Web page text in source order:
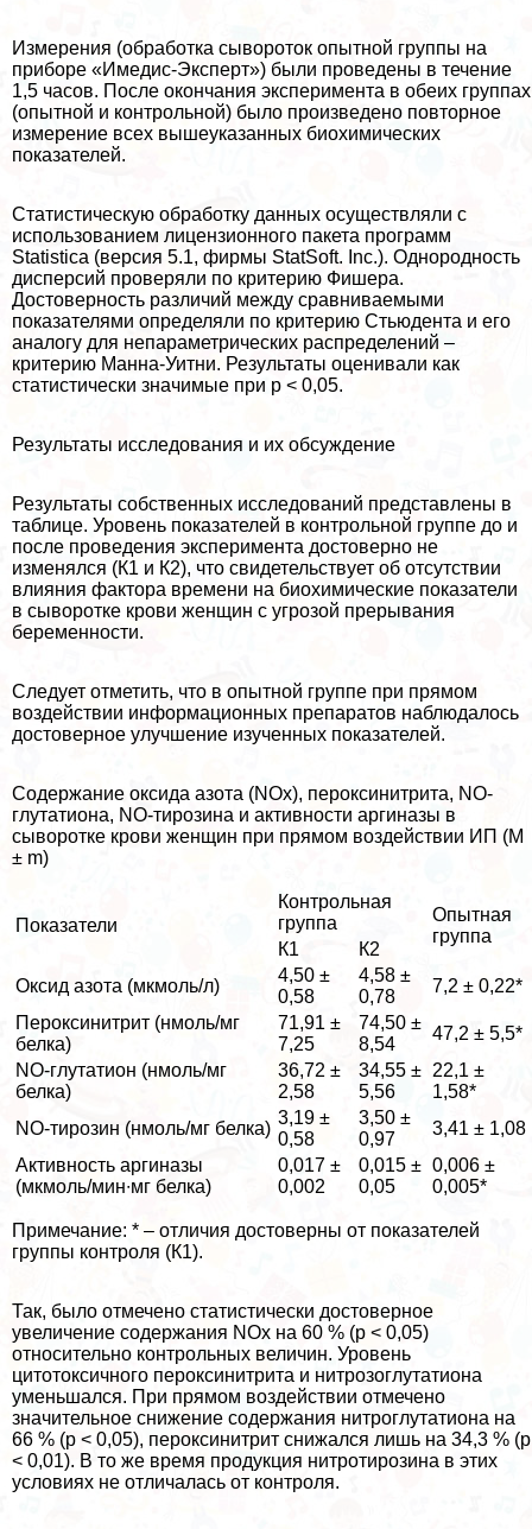
Измерения (обработка сывороток опытной группы на
приборе «Имедис-Эксперт») были проведены в течение
1,5 часов. После окончания эксперимента в обеих группах
(опытной и контрольной) было произведено повторное
измерение всех вышеуказанных биохимических
показателей.
Статистическую обработку данных осуществляли с
использованием лицензионного пакета программ
Statistica (версия 5.1, фирмы StatSoft. Inc.). Однородность
дисперсий проверяли по критерию Фишера.
Достоверность различий между сравниваемыми
показателями определяли по критерию Стьюдента и его
аналогу для непараметрических распределений –
критерию Манна-Уитни. Результаты оценивали как
статистически значимые при р < 0,05.
Результаты исследования и их обсуждение
Результаты собственных исследований представлены в
таблице. Уровень показателей в контрольной группе до и
после проведения эксперимента достоверно не
изменялся (К1 и К2), что свидетельствует об отсутствии
влияния фактора времени на биохимические показатели
в сыворотке крови женщин с угрозой прерывания
беременности.
Следует отметить, что в опытной группе при прямом
воздействии информационных препаратов наблюдалось
достоверное улучшение изученных показателей.
Содержание оксида азота (NOх), пероксинитрита, NO-
глутатиона, NO-тирозина и активности аргиназы в
сыворотке крови женщин при прямом воздействии ИП (М
± m)
Показатели
Контрольная
группа
Опытная
группа
К1
К2
Оксид азота (мкмоль/л)
4,50 ±
0,58
4,58 ±
0,78
7,2 ± 0,22*
Пероксинитрит (нмоль/мг
белка)
71,91 ±
7,25
74,50 ±
8,54
47,2 ± 5,5*
NO-глутатион (нмоль/мг
белка)
36,72 ±
2,58
34,55 ±
5,56
22,1 ±
1,58*
NO-тирозин (нмоль/мг белка)
3,19 ±
0,58
3,50 ±
0,97
3,41 ± 1,08
Активность аргиназы
(мкмоль/мин∙мг белка)
0,017 ±
0,002
0,015 ±
0,05
0,006 ±
0,005*
Примечание: * – отличия достоверны от показателей
группы контроля (К1).
Так, было отмечено статистически достоверное
увеличение содержания NOх на 60 % (р < 0,05)
относительно контрольных величин. Уровень
цитотоксичного пероксинитрита и нитрозоглутатиона
уменьшался. При прямом воздействии отмечено
значительное снижение содержания нитроглутатиона на
66 % (р < 0,05), пероксинитрит снижался лишь на 34,3 % (р
< 0,01). В то же время продукция нитротирозина в этих
условиях не отличалась от контроля.